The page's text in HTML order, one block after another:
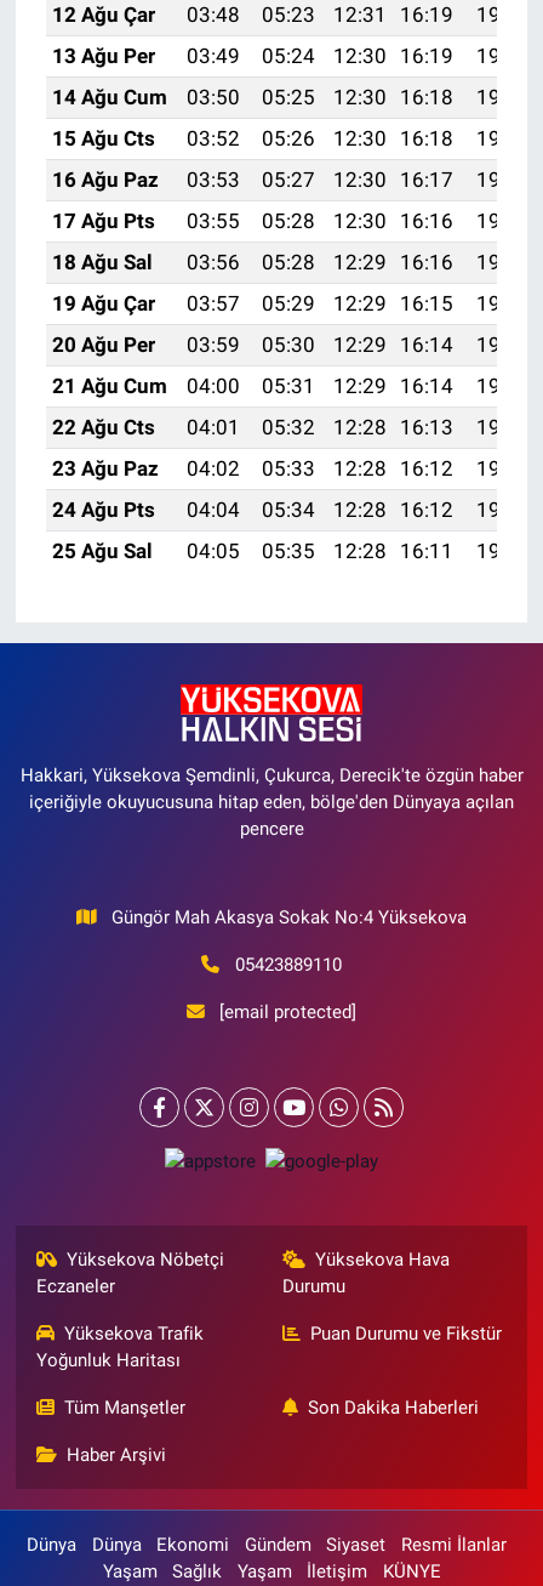
12 Ağu Çar
03:48 05:23 12:31 16:19
19:28
13 Ağu Per
03:49 05:24 12:30 16:19
19:27
14 Ağu Cum
03:50 05:25 12:30 16:18
19:26
15 Ağu Cts
03:52 05:26 12:30 16:18
19:24
16 Ağu Paz
03:53 05:27 12:30 16:17
19:23
17 Ağu Pts
03:55 05:28 12:30 16:16
19:22
18 Ağu Sal
03:56 05:28 12:29 16:16
19:20
19 Ağu Çar
03:57 05:29 12:29 16:15
19:19
20 Ağu Per
03:59 05:30 12:29 16:14
19:18
21 Ağu Cum
04:00 05:31 12:29 16:14
19:16
22 Ağu Cts
04:01 05:32 12:28 16:13
19:15
23 Ağu Paz
04:02 05:33 12:28 16:12
19:13
24 Ağu Pts
04:04 05:34 12:28 16:12
19:12
25 Ağu Sal
04:05 05:35 12:28 16:11 19:10
Hakkari, Yüksekova Şemdinli, Çukurca, Derecik'te özgün haber
içeriğiyle okuyucusuna hitap eden, bölge'den Dünyaya açılan
pencere
Güngör Mah Akasya Sokak No:4 Yüksekova
05423889110
[email protected]
Yüksekova Nöbetçi
Eczaneler
Yüksekova Hava
Durumu
Yüksekova Trafik
Yoğunluk Haritası
Puan Durumu ve Fikstür
Tüm Manşetler Son Dakika Haberleri
Haber Arşivi
Dünya Dünya Ekonomi Gündem Siyaset
Resmi İlanlar
Yaşam
Sağlık Yaşam İletişim KÜNYE